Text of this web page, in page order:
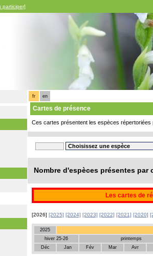
participer]
fr en
Cartes de présence
Ces cartes présentent les espèces répertoriées
Nombre d'espèces présentes par
Les cartes de
[2026] [2025] [2024] [2023] [2022] [2021] [2020]
2025
hiver 25-26
printemps
Déc
Jan Fév Mar Avr